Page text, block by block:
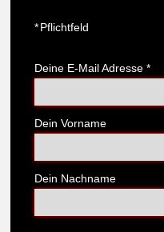
*Pflichtfeld
Deine E-Mail Adresse *
Dein Vorname
Dein Nachname